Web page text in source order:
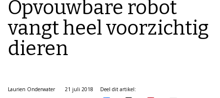
Opvouwbare robot
vangt heel voorzichtig
dieren
Laurien Onderwater
21 juli 2018
Deel dit artikel: